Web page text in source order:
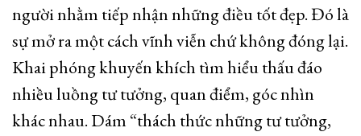
người nhằm tiếp nhận những điều tốt đẹp. Đó là
sự mở ra một cách vĩnh viễn chứ không đóng lại.
Khai phóng khuyến khích tìm hiểu thấu đáo
nhiều luồng tư tưởng, quan điểm, góc nhìn
khác nhau. Dám “thách thức những tư tưởng,